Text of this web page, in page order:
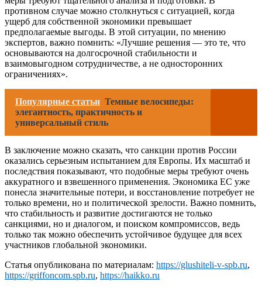
противном случае можно столкнуться с ситуацией, когда
ущерб для собственной экономики превышает
предполагаемые выгоды. В этой ситуации, по мнению
экспертов, важно помнить: «Лучшие решения — это те, что
основываются на долгосрочной стабильности и
взаимовыгодном сотрудничестве, а не односторонних
ограничениях».
Популярные статьи Темные велосипеды:
элегантность, практичность и
универсальный стиль
В заключение можно сказать, что санкции против России
оказались серьезным испытанием для Европы. Их масштаб и
последствия показывают, что подобные меры требуют очень
аккуратного и взвешенного применения. Экономика ЕС уже
понесла значительные потери, и восстановление потребует не
только времени, но и политической зрелости. Важно помнить,
что стабильность и развитие достигаются не только
санкциями, но и диалогом, и поиском компромиссов, ведь
только так можно обеспечить устойчивое будущее для всех
участников глобальной экономики.
Статья опубликована по материалам: https://glushiteli-v-spb.ru,
https://griffoncom.spb.ru, https://haikko.ru